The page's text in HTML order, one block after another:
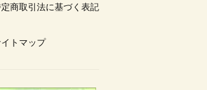
商取引法に基づく表記
トマップ